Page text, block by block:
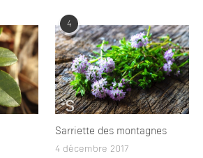
4
Sarriette des montagnes
4 décembre 2017